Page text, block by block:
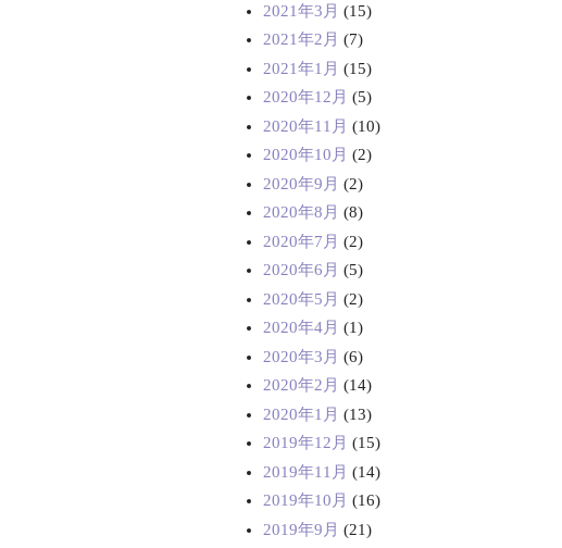
2021年3月 (15)
2021年2月 (7)
2021年1月 (15)
2020年12月 (5)
2020年11月 (10)
2020年10月 (2)
2020年9月 (2)
2020年8月 (8)
2020年7月 (2)
2020年6月 (5)
2020年5月 (2)
2020年4月 (1)
2020年3月 (6)
2020年2月 (14)
2020年1月 (13)
2019年12月 (15)
2019年11月 (14)
2019年10月 (16)
2019年9月 (21)